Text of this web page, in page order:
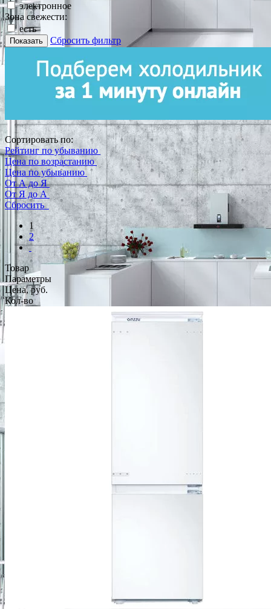
электронное
Зона свежести:
есть
Показать Сбросить фильтр
Сортировать по:
Рейтинг по убыванию
Цена по возрастанию
Цена по убыванию
От А до Я
От Я до А
Сбросить
1
2
Товар
Параметры
Цена, руб.
Кол-во